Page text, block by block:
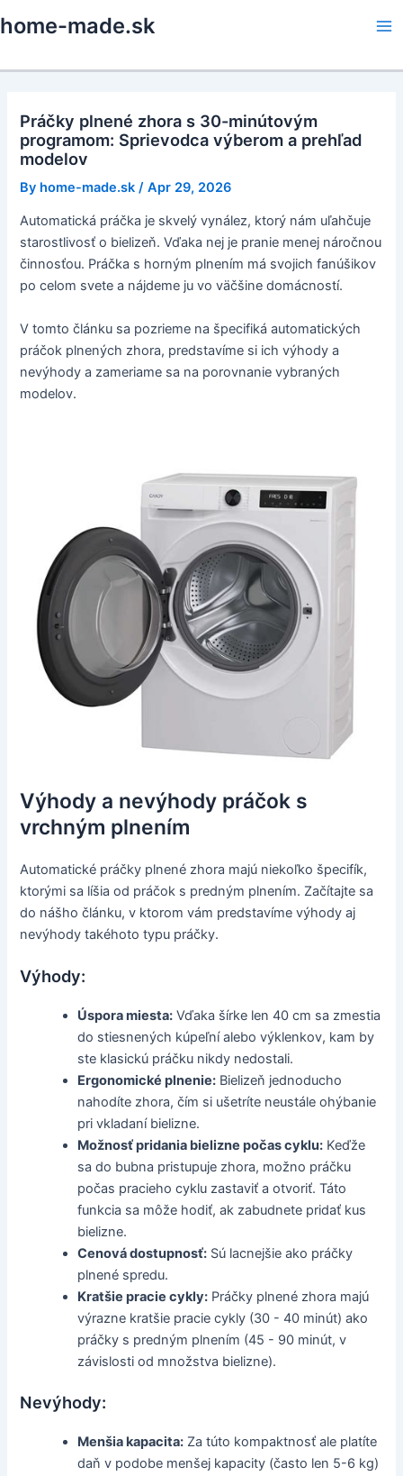
to
home-made.sk
Práčky plnené zhora s 30-minútovým
programom: Sprievodca výberom a prehľad
modelov
By home-made.sk /Apr 29, 2026
Automatická práčka je skvelý vynález, ktorý nám uľahčuje
starostlivosť o bielizeň. Vďaka nej je pranie menej náročnou
činnosťou. Práčka s horným plnením má svojich fanúšikov
po celom svete a nájdeme ju vo väčšine domácností.
V tomto článku sa pozrieme na špecifiká automatických
práčok plnených zhora, predstavíme si ich výhody a
nevýhody a zameriame sa na porovnanie vybraných
modelov.
Výhody a nevýhody práčok s
vrchným plnením
Automatické práčky plnené zhora majú niekoľko špecifík,
ktorými sa líšia od práčok s predným plnením. Začítajte sa
do nášho článku, v ktorom vám predstavíme výhody aj
nevýhody takéhoto typu práčky.
Výhody:
Úspora miesta: Vďaka šírke len 40 cm sa zmestia
do stiesnených kúpeľní alebo výklenkov, kam by
ste klasickú práčku nikdy nedostali.
Ergonomické plnenie: Bielizeň jednoducho
nahodíte zhora, čím si ušetríte neustále ohýbanie
pri vkladaní bielizne.
Možnosť pridania bielizne počas cyklu: Keďže
sa do bubna pristupuje zhora, možno práčku
počas pracieho cyklu zastaviť a otvoriť. Táto
funkcia sa môže hodiť, ak zabudnete pridať kus
bielizne.
Cenová dostupnosť: Sú lacnejšie ako práčky
plnené spredu.
Kratšie pracie cykly: Práčky plnené zhora majú
výrazne kratšie pracie cykly (30 - 40 minút) ako
práčky s predným plnením (45 - 90 minút, v
závislosti od množstva bielizne).
Nevýhody:
Menšia kapacita: Za túto kompaktnosť ale platíte
daň v podobe menšej kapacity (často len 5-6 kg)